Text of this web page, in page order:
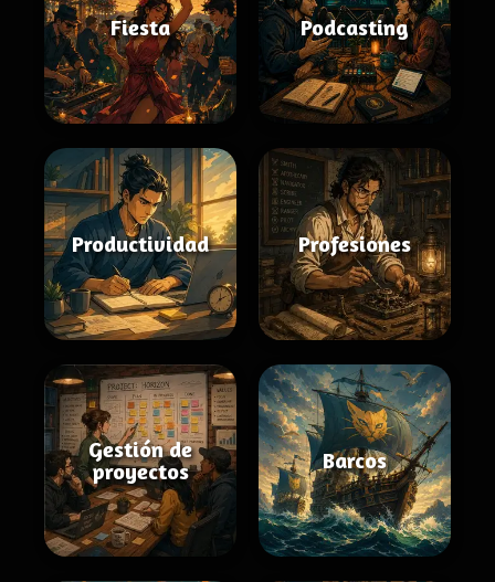
Fiesta Podcasting
Productividad Profesiones
Gestión de
proyectos
Barcos